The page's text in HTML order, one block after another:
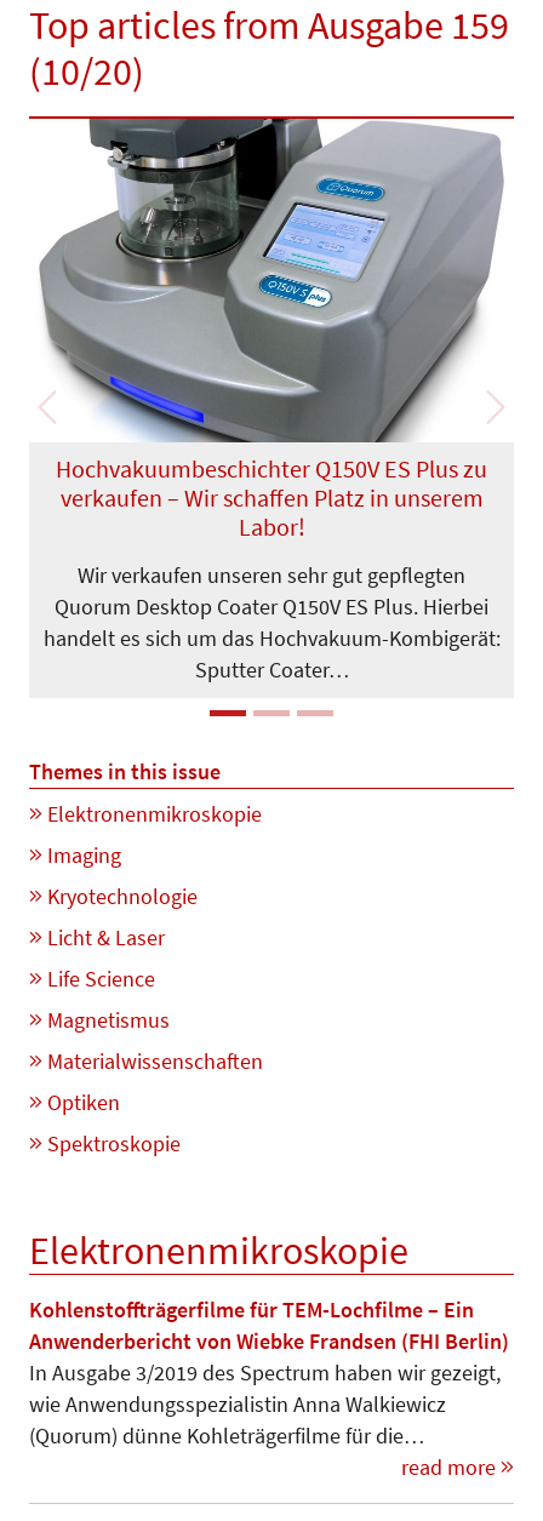
Top articles from Ausgabe 159
(10/20)
Hochvakuumbeschichter Q150V ES Plus zu
verkaufen – Wir schaffen Platz in unserem
Labor!
Wir verkaufen unseren sehr gut gepflegten
Quorum Desktop Coater Q150V ES Plus. Hierbei
handelt es sich um das Hochvakuum-Kombigerät:
Sputter Coater…
Previous Next
Themes in this issue
Elektronenmikroskopie
Imaging
Kryotechnologie
Licht & Laser
Life Science
Magnetismus
Materialwissenschaften
Optiken
Spektroskopie
Elektronenmikroskopie
Kohlenstoffträgerfilme für TEM-Lochfilme – Ein
Anwenderbericht von Wiebke Frandsen (FHI Berlin)
In Ausgabe 3/2019 des Spectrum haben wir gezeigt,
wie Anwendungsspezialistin Anna Walkiewicz
(Quorum) dünne Kohleträgerfilme für die…
read more